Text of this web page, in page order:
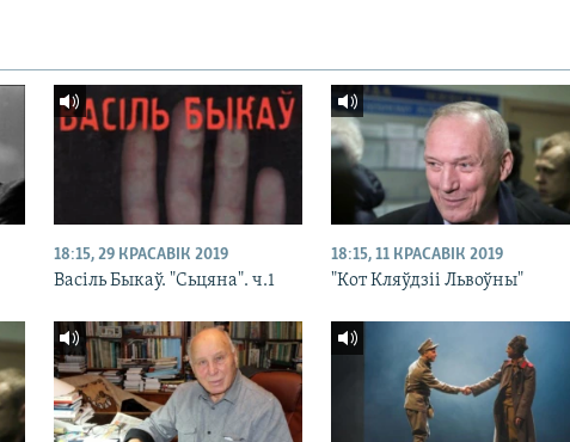
18:15, 29 КРАСАВІК 2019
Васіль Быкаў. "Сьцяна". ч.1
18:15, 11 КРАСАВІК 2019
"Кот Кляўдзіі Львоўны"